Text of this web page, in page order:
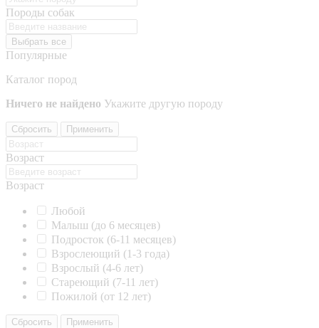
Породы собак
Выбрать все
Популярные
Каталог пород
Ничего не найдено Укажите другую породу
Сбросить Применить
Возраст
Возраст
Любой
Малыш (до 6 месяцев)
Подросток (6-11 месяцев)
Взрослеющий (1-3 года)
Взрослый (4-6 лет)
Стареющий (7-11 лет)
Пожилой (от 12 лет)
Сбросить Применить